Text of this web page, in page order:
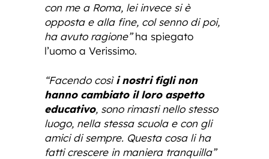
con me a Roma, lei invece si è
opposta e alla fine, col senno di poi,
ha avuto ragione”ha spiegato
l’uomo a Verissimo.
“Facendo cosìi nostri figli non
hanno cambiato il loro aspetto
educativo, sono rimasti nello stesso
luogo, nella stessa scuola e con gli
amici di sempre. Questa cosa li ha
fatti crescere in maniera tranquilla”